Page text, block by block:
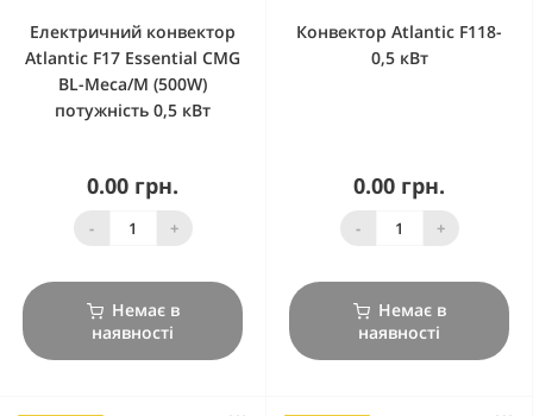
Електричний конвектор
Atlantic F17 Essential CMG
BL-Meca/M (500W)
потужність 0,5 кВт
0.00 грн.
- +
Немає в
наявності
Конвектор Atlantic F118-
0,5 кВт
0.00 грн.
- +
Немає в
наявності